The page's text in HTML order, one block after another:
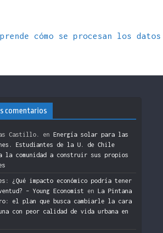
cómo se procesan los datos
comentarios
Castillo. en Energía solar para las
Estudiantes de la U. de Chile
a la comunidad a construir sus propios
¿Qué impacto económico podría tener
– Young Economist en La Pintana
el plan que busca cambiarle la cara
con peor calidad de vida urbana en